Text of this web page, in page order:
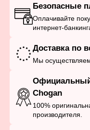
Безопасные
Оплачивайте
интернет-
Доставка по
Мы
Chogan
100%
производителя.